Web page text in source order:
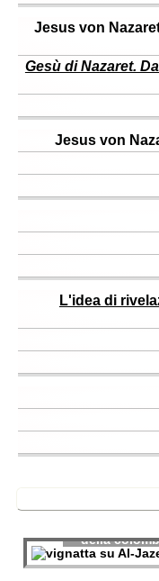
Jesus von
Gesù di Nazaret.
Jesus von
L'idea di
così su
della